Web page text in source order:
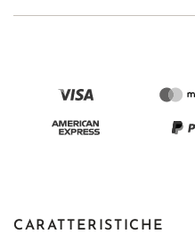
CARATTERISTICHE